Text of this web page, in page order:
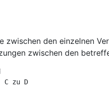
den einzelnen
zwischen den
C zu D